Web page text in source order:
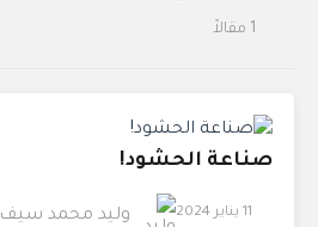
1 مقالاً
صناعة الحشود!
11 يناير 2024 وليد محمد سيف